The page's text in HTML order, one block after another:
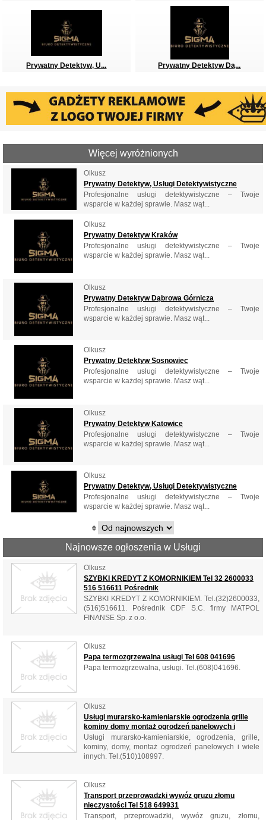
Prywatny Detektyw, U... Prywatny Detektyw Dą...
Więcej wyróżnionych
Olkusz
Prywatny Detektyw, Usługi Detektywistyczne
Profesjonalne usługi detektywistyczne – Twoje
wsparcie w każdej sprawie. Masz wąt...
Olkusz
Prywatny Detektyw Kraków
Profesjonalne usługi detektywistyczne – Twoje
wsparcie w każdej sprawie. Masz wąt...
Olkusz
Prywatny Detektyw Dąbrowa Górnicza
Profesjonalne usługi detektywistyczne – Twoje
wsparcie w każdej sprawie. Masz wąt...
Olkusz
Prywatny Detektyw Sosnowiec
Profesjonalne usługi detektywistyczne – Twoje
wsparcie w każdej sprawie. Masz wąt...
Olkusz
Prywatny Detektyw Katowice
Profesjonalne usługi detektywistyczne – Twoje
wsparcie w każdej sprawie. Masz wąt...
Olkusz
Prywatny Detektyw, Usługi Detektywistyczne
Profesjonalne usługi detektywistyczne – Twoje
wsparcie w każdej sprawie. Masz wąt...
Najnowsze ogłoszenia w Usługi
Olkusz
SZYBKI KREDYT Z KOMORNIKIEM Tel 32 2600033
516 516611 Pośrednik
SZYBKI KREDYT Z KOMORNIKIEM. Tel.(32)2600033,
(516)516611. Pośrednik CDF S.C. firmy MATPOL
FINANSE Sp. z o.o.
Olkusz
Papa termozgrzewalna usługi Tel 608 041696
Papa termozgrzewalna, usługi. Tel.(608)041696.
Olkusz
Usługi murarsko-kamieniarskie ogrodzenia grille
kominy domy montaż ogrodzeń panelowych i
Usługi murarsko-kamieniarskie, ogrodzenia, grille,
kominy, domy, montaż ogrodzeń panelowych i wiele
innych. Tel.(510)108997.
Olkusz
Transport przeprowadzki wywóz gruzu złomu
nieczystości Tel 518 649931
Transport, przeprowadzki, wywóz gruzu, złomu,